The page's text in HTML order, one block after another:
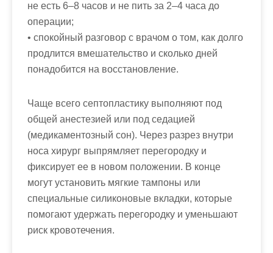
не есть 6–8 часов и не пить за 2–4 часа до
операции;
• спокойный разговор с врачом о том, как долго
продлится вмешательство и сколько дней
понадобится на восстановление.
Чаще всего септопластику выполняют под
общей анестезией или под седацией
(медикаментозный сон). Через разрез внутри
носа хирург выпрямляет перегородку и
фиксирует ее в новом положении. В конце
могут установить мягкие тампоны или
специальные силиконовые вкладки, которые
помогают удержать перегородку и уменьшают
риск кровотечения.